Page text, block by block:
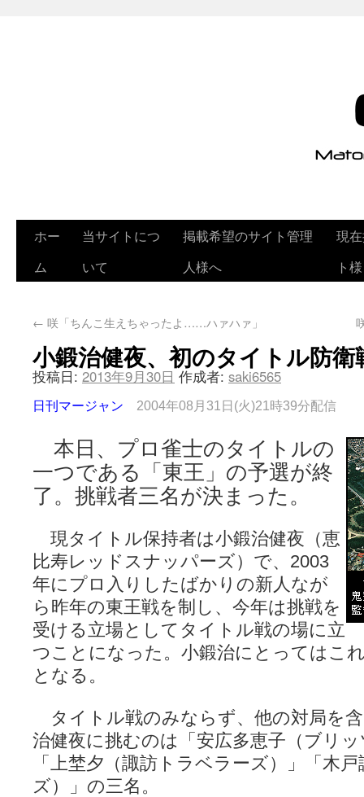
ホー
ム
当サイトにつ
いて
掲載希望のサイト管理
人様へ
現
ト様
← 咲「ちんこ生えちゃったよ……ハァハァ」
小鍛治健夜、初のタイトル防衛
投稿日: 2013年9月30日 作成者: saki6565
日刊マージャン 2004年08月31日(火)21時39分配信
本日、プロ雀士のタイトルの
一つである「東王」の予選が終
了。挑戦者三名が決まった。
現タイトル保持者は小鍛治健夜（恵
比寿レッドスナッパーズ）で、2003
年にプロ入りしたばかりの新人なが
ら昨年の東王戦を制し、今年は挑戦を
受ける立場としてタイトル戦の場に立
つことになった。小鍛治にとってはこ
となる。
タイトル戦のみならず、他の対局を
治健夜に挑むのは「安広多恵子（ブリ
「上埜夕（諏訪トラベラーズ）」「木
ズ）」の三名。